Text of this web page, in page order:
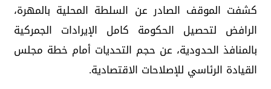
كشفت الموقف الصادر عن السلطة المحلية بالمهرة،
الرافض لتحصيل الحكومة كامل الإيرادات الجمركية
بالمنافذ الحدودية، عن حجم التحديات أمام خطة مجلس
القيادة الرئاسي للإصلاحات الاقتصادية.